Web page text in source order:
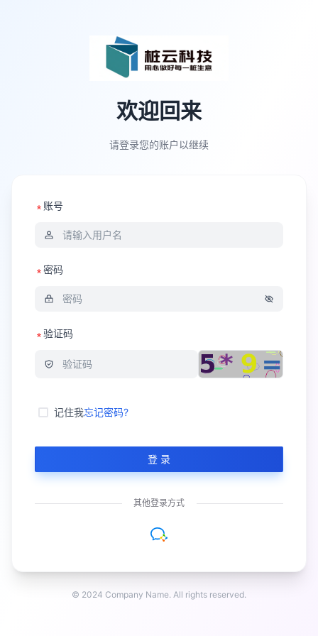
欢迎回来
请登录您的账户以继续
账号
密码
验证码
记住我忘记密码?
登 录
其他登录方式
© 2024 Company Name. All rights reserved.